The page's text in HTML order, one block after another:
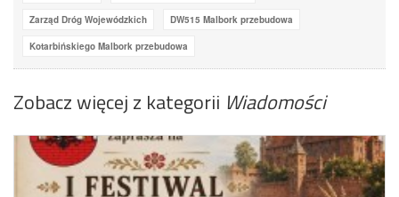
Zarząd Dróg Wojewódzkich DW515 Malbork przebudowa
Kotarbińskiego Malbork przebudowa
Zobacz więcej z kategorii Wiadomości